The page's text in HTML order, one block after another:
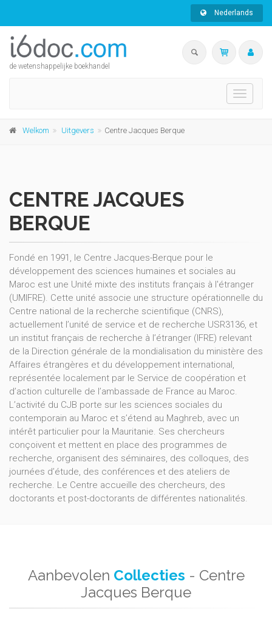
Nederlands
de wetenshappelijke boekhandel
Toggle
Welkom Uitgevers Centre Jacques Berque
CENTRE JACQUES
BERQUE
Fondé en 1991, le Centre Jacques-Berque pour le
développement des sciences humaines et sociales au
Maroc est une Unité mixte des instituts français à l'étranger
(UMIFRE). Cette unité associe une structure opérationnelle du
Centre national de la recherche scientifique (CNRS),
actuellement l’unité de service et de recherche USR3136, et
un institut français de recherche à l’étranger (IFRE) relevant
de la Direction générale de la mondialisation du ministère des
Affaires étrangères et du développement international,
représentée localement par le Service de coopération et
d’action culturelle de l’ambassade de France au Maroc.
L’activité du CJB porte sur les sciences sociales du
contemporain au Maroc et s’étend au Maghreb, avec un
intérêt particulier pour la Mauritanie. Ses chercheurs
conçoivent et mettent en place des programmes de
recherche, organisent des séminaires, des colloques, des
journées d’étude, des conférences et des ateliers de
recherche. Le Centre accueille des chercheurs, des
doctorants et post-doctorants de différentes nationalités.
Aanbevolen Collecties - Centre
Jacques Berque